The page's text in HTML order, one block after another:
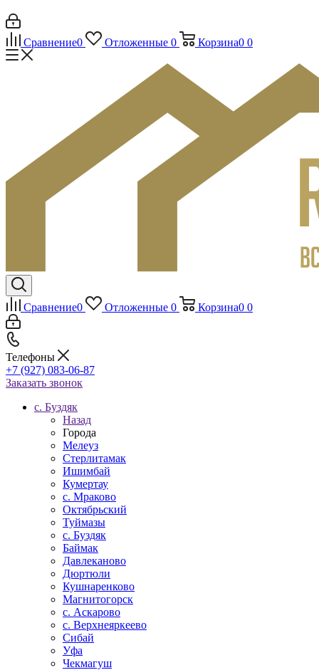
Сравнение0 Отложенные 0 Корзина0 0
Сравнение0 Отложенные 0 Корзина0 0
Телефоны
+7 (927) 083-06-87
Заказать звонок
c. Буздяк
Назад
Города
Мелеуз
Стерлитамак
Ишимбай
Кумертау
c. Мраково
Октябрьский
Туймазы
c. Буздяк
Баймак
Давлеканово
Дюртюли
Кушнаренково
Магнитогорск
с. Аскарово
с. Верхнеяркеево
Сибай
Уфа
Чекмагуш